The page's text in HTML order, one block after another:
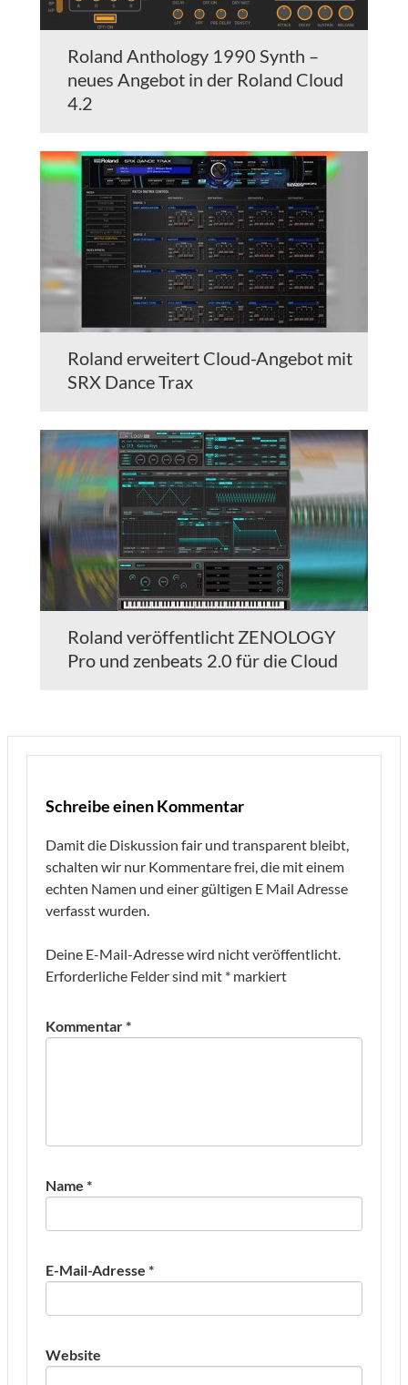
Roland Anthology 1990 Synth –
neues Angebot in der Roland Cloud
4.2
Roland erweitert Cloud-Angebot mit
SRX Dance Trax
Roland veröffentlicht ZENOLOGY
Pro und zenbeats 2.0 für die Cloud
Schreibe einen Kommentar
Damit die Diskussion fair und transparent bleibt,
schalten wir nur Kommentare frei, die mit einem
echten Namen und einer gültigen E Mail Adresse
verfasst wurden.
Deine E-Mail-Adresse wird nicht veröffentlicht.
Erforderliche Felder sind mit * markiert
Kommentar*
Name *
E-Mail-Adresse *
Website